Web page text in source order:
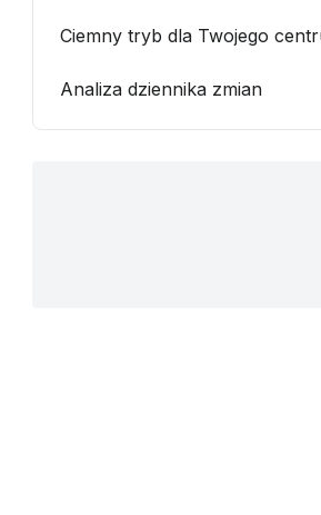
Ciemny tryb dla Twojego
Analiza dziennika zmian